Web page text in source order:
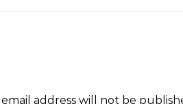
address will not be